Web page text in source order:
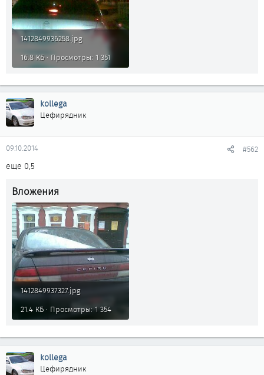
1412849936258.jpg
16.8 КБ · Просмотры: 1 351
kollega
Цефирядник
09.10.2014 #562
еще 0,5
Вложения
1412849937327.jpg
21.4 КБ · Просмотры: 1 354
kollega
Цефирядник